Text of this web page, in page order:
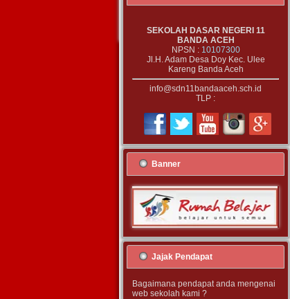
SEKOLAH DASAR NEGERI 11
BANDA ACEH
NPSN : 10107300
Jl.H. Adam Desa Doy Kec. Ulee
Kareng Banda Aceh
info@sdn11bandaaceh.sch.id
TLP :
Banner
Jajak Pendapat
Bagaimana pendapat anda mengenai
web sekolah kami ?